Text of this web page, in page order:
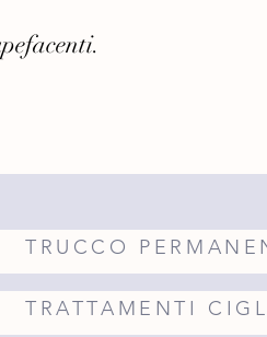
TRUCCO
TRATTAMENTI